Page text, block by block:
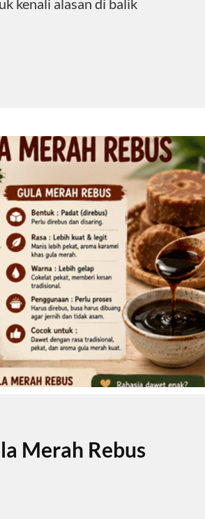
kenali alasan di balik
Merah Rebus